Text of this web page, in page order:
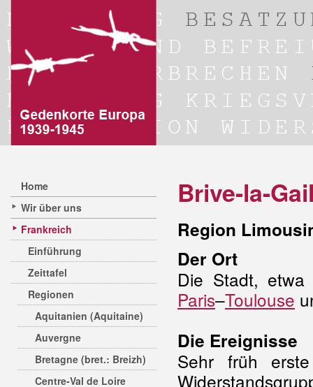
Home
Wir über uns
Frankreich
Einführung
Zeittafel
Regionen
Aquitanien (Aquitaine)
Auvergne
Bretagne (bret.: Breizh)
Centre-Val de Loire
Brive-la-
Region
Der Ort
Die Stadt,
Paris–Toulouse
Die Ereignisse
Sehr früh